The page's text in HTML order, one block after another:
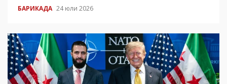
БАРИКАДА 24 юли 2026